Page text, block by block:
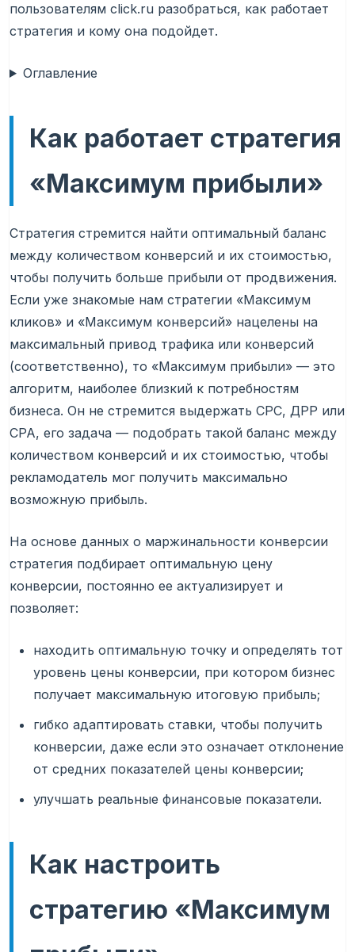
пользователям click.ru разобраться, как работает
стратегия и кому она подойдет.
Оглавление
Как работает стратегия
«Максимум прибыли»
Стратегия стремится найти оптимальный баланс
между количеством конверсий и их стоимостью,
чтобы получить больше прибыли от продвижения.
Если уже знакомые нам стратегии «Максимум
кликов» и «Максимум конверсий» нацелены на
максимальный привод трафика или конверсий
(соответственно), то «Максимум прибыли» — это
алгоритм, наиболее близкий к потребностям
бизнеса. Он не стремится выдержать CPC, ДРР или
CPA, его задача — подобрать такой баланс между
количеством конверсий и их стоимостью, чтобы
рекламодатель мог получить максимально
возможную прибыль.
На основе данных о маржинальности конверсии
стратегия подбирает оптимальную цену
конверсии, постоянно ее актуализирует и
позволяет:
находить оптимальную точку и определять тот
уровень цены конверсии, при котором бизнес
получает максимальную итоговую прибыль;
гибко адаптировать ставки, чтобы получить
конверсии, даже если это означает отклонение
от средних показателей цены конверсии;
улучшать реальные финансовые показатели.
Как настроить
стратегию «Максимум